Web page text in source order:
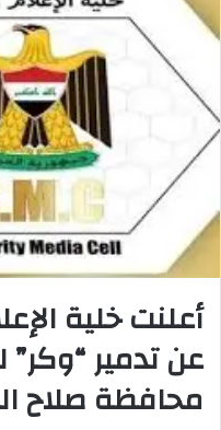
أعلنت خلية
عن تدمير
محافظة صلاح